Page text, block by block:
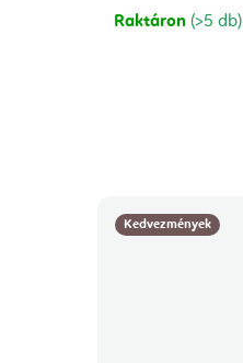
Raktáron (>5 db)
Kedvezmények